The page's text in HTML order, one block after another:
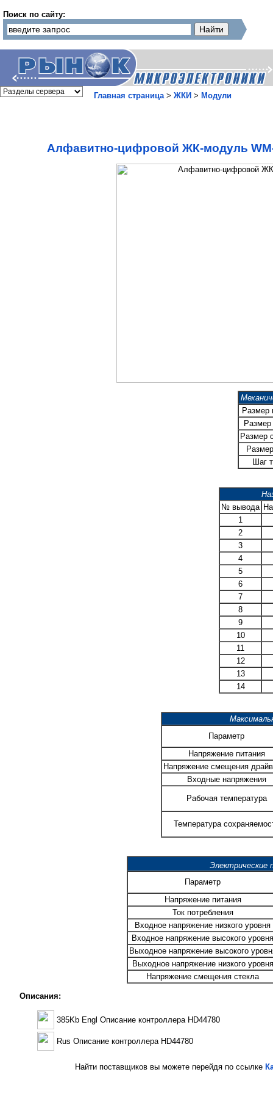
Поиск по сайту:
Главная страница> ЖКИ > Модули
Алфавитно-цифровой ЖК-модуль
Размер
Размер
Размер
Шаг
№ вывода
1
2
3
4
5
6
7
8
9
10
11
12
13
14
Параметр
Напряжение питания
Напряжение смещения
Входные напряжения
Рабочая температура
Температура
Электрические
Параметр
Напряжение питания
Ток потребления
Входное напряжение низкого уровня
Входное напряжение высокого уровня
Выходное напряжение высокого
Выходное напряжение низкого уровня
Напряжение смещения стекла
Описания:
385Kb Engl Описание контроллера HD44780
Rus Описание контроллера HD44780
Найти поставщиков вы можете перейдя по ссылке